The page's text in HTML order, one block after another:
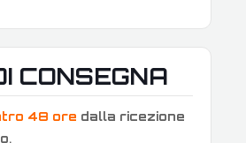
CONSEGNA
48 ore dalla ricezione
.